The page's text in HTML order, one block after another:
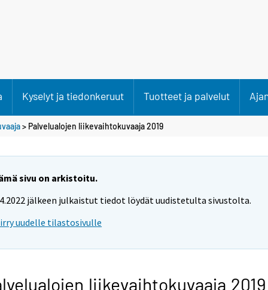
Kyselyt ja tiedonkeruut Tuotteet ja palvelut
> Palvelualojen liikevaihtokuvaaja 2019
sivu on arkistoitu.
jälkeen julkaistut tiedot löydät uudistetulta sivustolta.
uudelle tilastosivulle
liikevaihtokuvaaja 2019